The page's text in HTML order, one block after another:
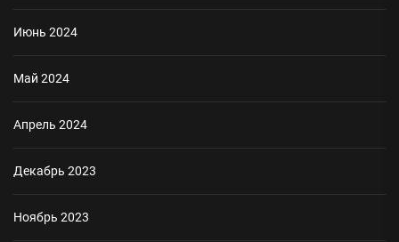
Июнь 2024
Май 2024
Апрель 2024
Декабрь 2023
Ноябрь 2023